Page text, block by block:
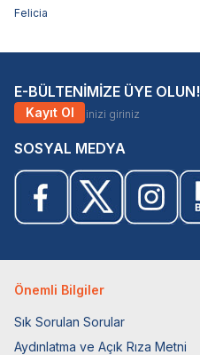
Felicia
E-BÜLTENİMİZE ÜYE OLUN!
Kayıt Ol
SOSYAL MEDYA
Önemli Bilgiler
Sık Sorulan Sorular
Aydınlatma ve Açık Rıza Metni